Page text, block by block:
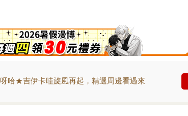
呀哈★吉伊卡哇旋風再起，精選周邊看過來